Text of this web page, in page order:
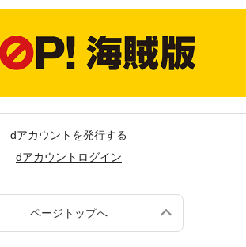
dアカウントを発行する
dアカウントログイン
ページトップへ